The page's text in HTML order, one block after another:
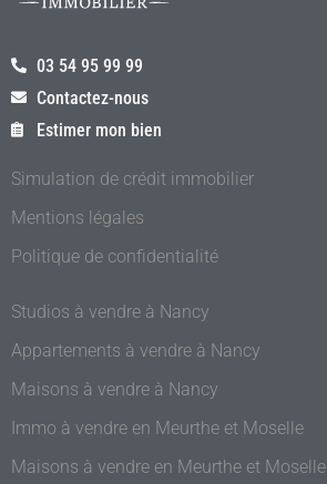
03 54 95 99 99
Contactez-nous
Estimer mon bien
Simulation de crédit immobilier
Mentions légales
Politique de confidentialité
Studios à vendre à Nancy
Appartements à vendre à Nancy
Maisons à vendre à Nancy
Immo à vendre en Meurthe et Moselle
Maisons à vendre en Meurthe et Moselle